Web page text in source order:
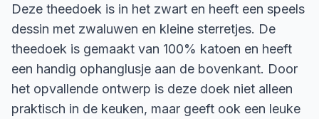
Deze theedoek is in het zwart en heeft een speels
dessin met zwaluwen en kleine sterretjes. De
theedoek is gemaakt van 100% katoen en heeft
een handig ophanglusje aan de bovenkant. Door
het opvallende ontwerp is deze doek niet alleen
praktisch in de keuken, maar geeft ook een leuke